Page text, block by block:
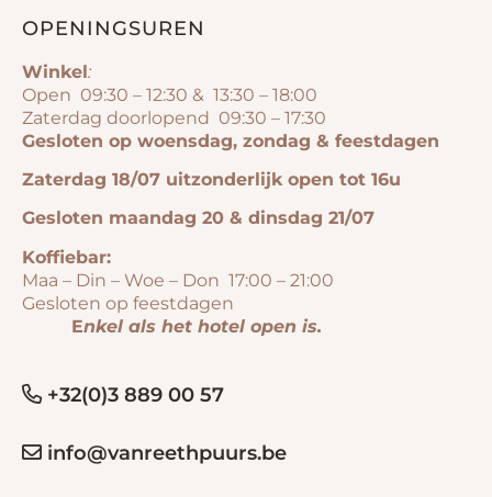
OPENINGSUREN
Winkel:
Open 09:30 – 12:30 & 13:30 – 18:00
Zaterdag doorlopend 09:30 – 17:30
Gesloten op woensdag, zondag & feestdagen
Zaterdag 18/07 uitzonderlijk open tot 16u
Gesloten maandag 20 & dinsdag 21/07
Koffiebar:
Maa – Din – Woe – Don 17:00 – 21:00
Gesloten op feestdagen
Enkel als het hotel open is.
+32(0)3 889 00 57
info@vanreethpuurs.be